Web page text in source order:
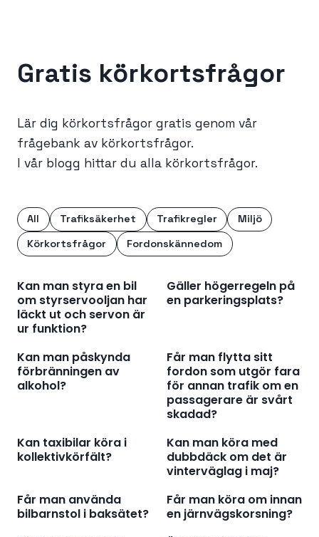
Gratis körkortsfrågor
Lär dig körkortsfrågor gratis genom vår
frågebank av körkortsfrågor.
I vår blogg hittar du alla körkortsfrågor.
All Trafiksäkerhet Trafikregler
Miljö
Körkortsfrågor
Fordonskännedom
Kan man styra en bil
om styrservooljan har
läckt ut och servon är
ur funktion?
Gäller högerregeln på
en parkeringsplats?
Kan man påskynda
förbränningen av
alkohol?
Får man flytta sitt
fordon som utgör fara
för annan trafik om en
passagerare är svårt
skadad?
Kan taxibilar köra i
kollektivkörfält?
Kan man köra med
dubbdäck om det är
vinterväglag i maj?
Får man använda
bilbarnstol i baksätet?
Får man köra om innan
en järnvägskorsning?